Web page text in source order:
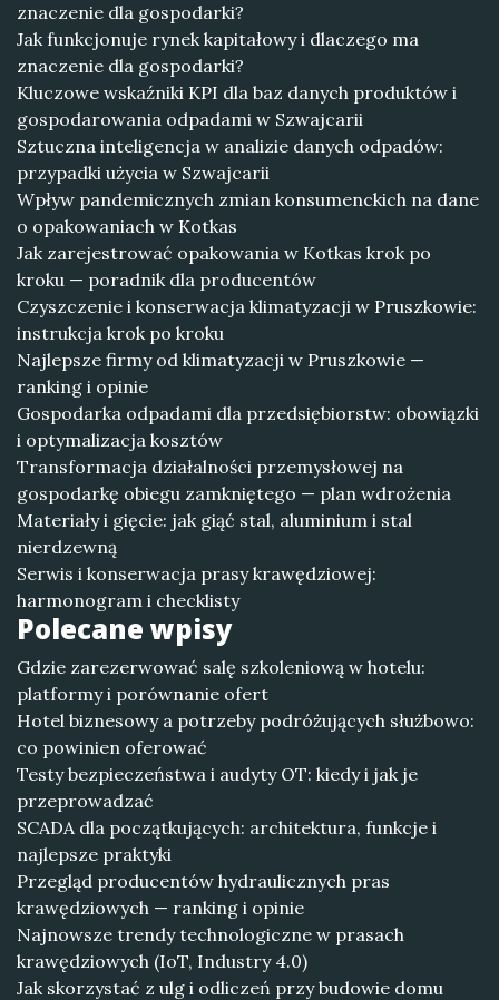
znaczenie dla gospodarki?
Jak funkcjonuje rynek kapitałowy i dlaczego ma
znaczenie dla gospodarki?
Kluczowe wskaźniki KPI dla baz danych produktów i
gospodarowania odpadami w Szwajcarii
Sztuczna inteligencja w analizie danych odpadów:
przypadki użycia w Szwajcarii
Wpływ pandemicznych zmian konsumenckich na dane
o opakowaniach w Kotkas
Jak zarejestrować opakowania w Kotkas krok po
kroku — poradnik dla producentów
Czyszczenie i konserwacja klimatyzacji w Pruszkowie:
instrukcja krok po kroku
Najlepsze firmy od klimatyzacji w Pruszkowie —
ranking i opinie
Gospodarka odpadami dla przedsiębiorstw: obowiązki
i optymalizacja kosztów
Transformacja działalności przemysłowej na
gospodarkę obiegu zamkniętego — plan wdrożenia
Materiały i gięcie: jak giąć stal, aluminium i stal
nierdzewną
Serwis i konserwacja prasy krawędziowej:
harmonogram i checklisty
Polecane wpisy
Gdzie zarezerwować salę szkoleniową w hotelu:
platformy i porównanie ofert
Hotel biznesowy a potrzeby podróżujących służbowo:
co powinien oferować
Testy bezpieczeństwa i audyty OT: kiedy i jak je
przeprowadzać
SCADA dla początkujących: architektura, funkcje i
najlepsze praktyki
Przegląd producentów hydraulicznych pras
krawędziowych — ranking i opinie
Najnowsze trendy technologiczne w prasach
krawędziowych (IoT, Industry 4.0)
Jak skorzystać z ulg i odliczeń przy budowie domu